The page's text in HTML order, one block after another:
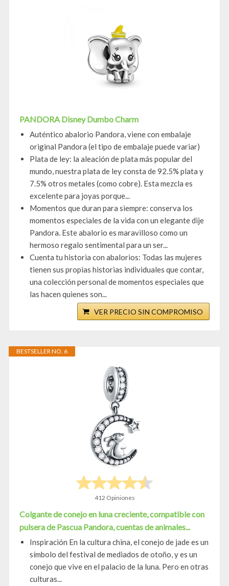
PANDORA Disney Dumbo Charm
Auténtico abalorio Pandora, viene con embalaje
original Pandora (el tipo de embalaje puede variar)
Plata de ley: la aleación de plata más popular del
mundo, nuestra plata de ley consta de 92.5% plata y
7.5% otros metales (como cobre). Esta mezcla es
excelente para joyas porque...
Momentos que duran para siempre: conserva los
momentos especiales de la vida con un elegante dije
Pandora. Este abalorio es maravilloso como un
hermoso regalo sentimental para un ser...
Cuenta tu historia con abalorios: Todas las mujeres
tienen sus propias historias individuales que contar,
una colección personal de momentos especiales que
las hacen quienes son...
VER PRECIO SIN COMPROMISO
BESTSELLER NO. 6
412 Opiniones
Colgante de conejo en luna creciente, compatible con
pulsera de Pascua Pandora, cuentas de animales...
Inspiración En la cultura china, el conejo de jade es un
símbolo del festival de mediados de otoño, y es un
conejo que vive en el palacio de la luna. Pero en otras
culturas...